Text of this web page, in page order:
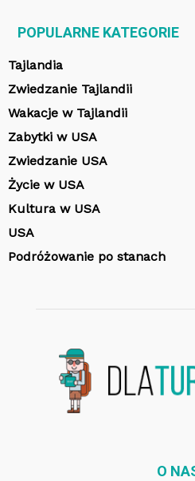
POPULARNE KATEGORIE
Tajlandia
Zwiedzanie Tajlandii
Wakacje w Tajlandii
Zabytki w USA
Zwiedzanie USA
Życie w USA
Kultura w USA
USA
Podróżowanie po stanach
O